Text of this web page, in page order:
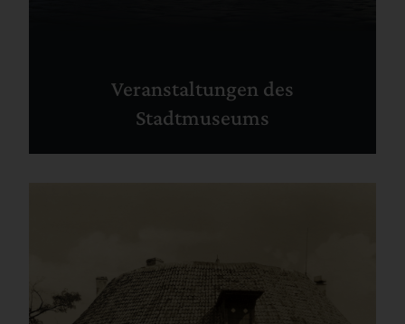
Veranstaltungen des
Stadtmuseums